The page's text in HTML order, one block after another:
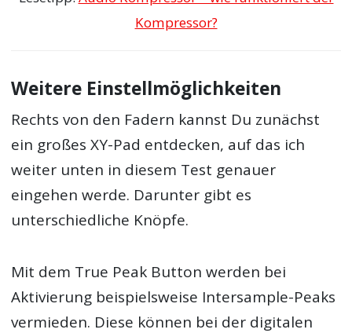
Kompressor?
Weitere Einstellmöglichkeiten
Rechts von den Fadern kannst Du zunächst
ein großes XY-Pad entdecken, auf das ich
weiter unten in diesem Test genauer
eingehen werde. Darunter gibt es
unterschiedliche Knöpfe.
Mit dem True Peak Button werden bei
Aktivierung beispielsweise Intersample-Peaks
vermieden. Diese können bei der digitalen